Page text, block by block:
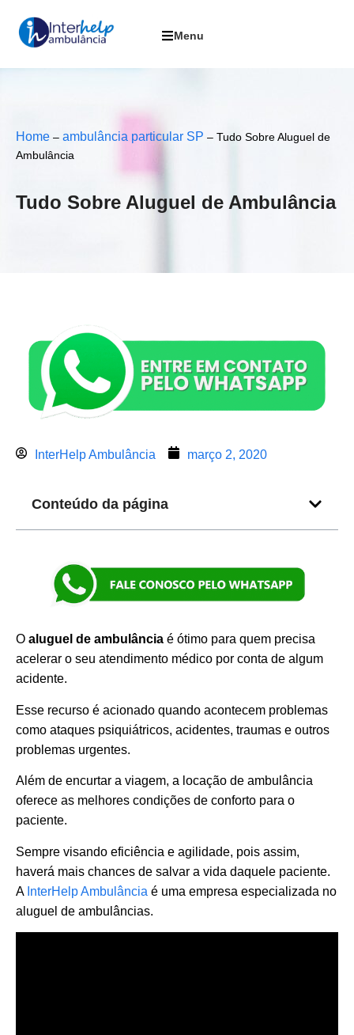
Home – ambulância particular SP – Tudo Sobre Aluguel de
Ambulância
Tudo Sobre Aluguel de Ambulância
InterHelp Ambulância março 2, 2020
Conteúdo da página
O aluguel de ambulância é ótimo para quem precisa
acelerar o seu atendimento médico por conta de algum
acidente.
Esse recurso é acionado quando acontecem problemas
como ataques psiquiátricos, acidentes, traumas e outros
problemas urgentes.
Além de encurtar a viagem, a locação de ambulância
oferece as melhores condições de conforto para o
paciente.
Sempre visando eficiência e agilidade, pois assim,
haverá mais chances de salvar a vida daquele paciente.
A InterHelp Ambulância é uma empresa especializada no
aluguel de ambulâncias.